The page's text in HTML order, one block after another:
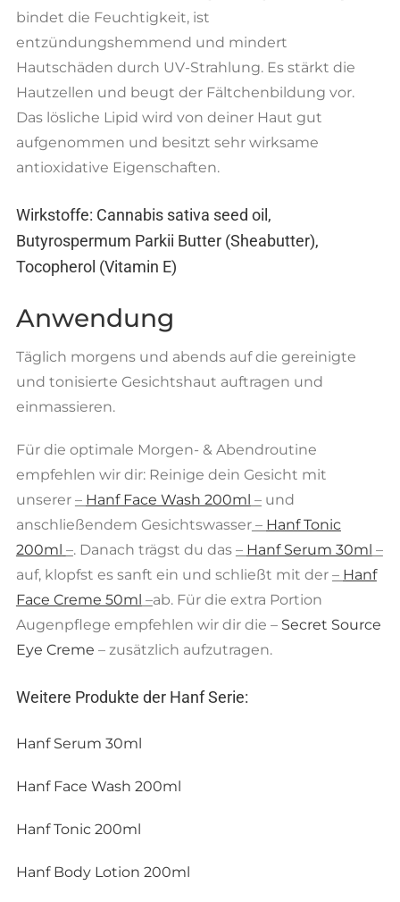
bindet die Feuchtigkeit, ist
entzündungshemmend und mindert
Hautschäden durch UV-Strahlung. Es stärkt die
Hautzellen und beugt der Fältchenbildung vor.
Das lösliche Lipid wird von deiner Haut gut
aufgenommen und besitzt sehr wirksame
antioxidative Eigenschaften.
Wirkstoffe: Cannabis sativa seed oil,
Butyrospermum Parkii Butter (Sheabutter),
Tocopherol (Vitamin E)
Anwendung
Täglich morgens und abends auf die gereinigte
und tonisierte Gesichtshaut auftragen und
einmassieren.
Für die optimale Morgen- & Abendroutine
empfehlen wir dir: Reinige dein Gesicht mit
unserer – Hanf Face Wash 200ml –und
anschließendem Gesichtswasser– Hanf Tonic
200ml –. Danach trägst du das – Hanf Serum 30ml –
auf, klopfst es sanft ein und schließt mit der – Hanf
Face Creme 50ml –ab. Für die extra Portion
Augenpflege empfehlen wir dir die – Secret Source
Eye Creme – zusätzlich aufzutragen.
Weitere Produkte der Hanf Serie:
Hanf Serum 30ml
Hanf Face Wash 200ml
Hanf Tonic 200ml
Hanf Body Lotion 200ml